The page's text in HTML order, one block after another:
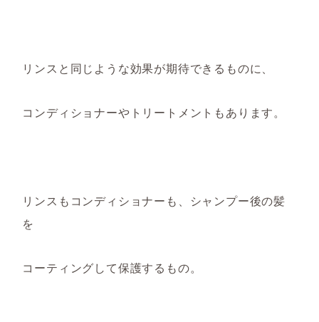
リンスと同じよう な効果が期待できるものに、
コンディショナーやトリートメント もあります。
リンスもコンディショナーも、シャンプー後の髪
を
コーティングして保護するもの。